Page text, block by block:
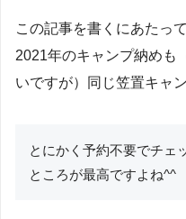
この記事を書くにあたっ
2021年のキャンプ納めも
いですが）同じ笠置キャ
とにかく予約不要でチェ
ところが最高ですよね^^